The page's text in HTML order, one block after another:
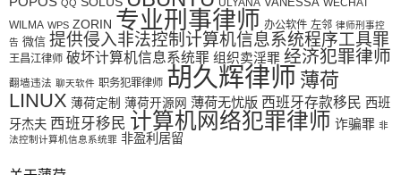
QQ
WILMA WPS ZORIN 专业刑事律师 办公软件 左邻 律师刑事控
告 微信 提供侵入非法控制计算机信息系统程序工具罪
王昌江律师 破坏计算机信息系统罪 组织卖淫罪 经济犯罪律师
翻墙违法 聊天软件 职务犯罪律师 胡久辉律师 薄荷
LINUX 薄荷定制 薄荷开源网 薄荷无忧版 西班牙存款移民 西班
牙杰夫 西班牙移民 计算机网络犯罪律师 诈骗罪 非
法控制计算机信息系统罪 非盈利居留